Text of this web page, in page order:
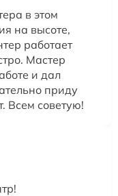
в этом
на высоте,
работает
Мастер
и дал
приду
Всем советую!